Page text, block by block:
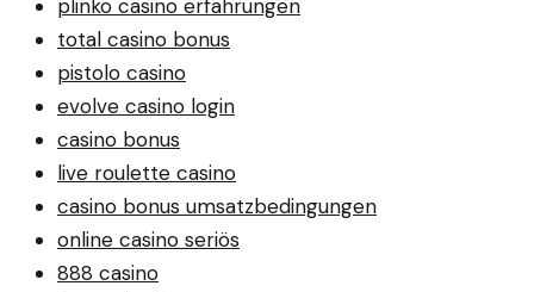
plinko casino erfahrungen
total casino bonus
pistolo casino
evolve casino login
casino bonus
live roulette casino
casino bonus umsatzbedingungen
online casino seriös
888 casino